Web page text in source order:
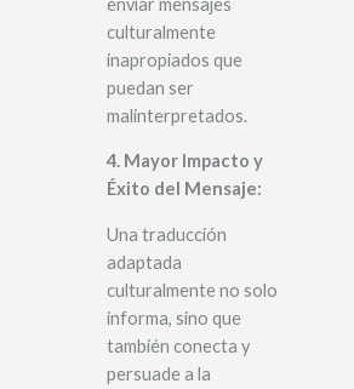
culturalmente
inapropiados que
puedan ser
malinterpretados.
4. Mayor Impacto y
Éxito del Mensaje:
Una traducción
adaptada
culturalmente no solo
informa, sino que
también conecta y
persuade a la